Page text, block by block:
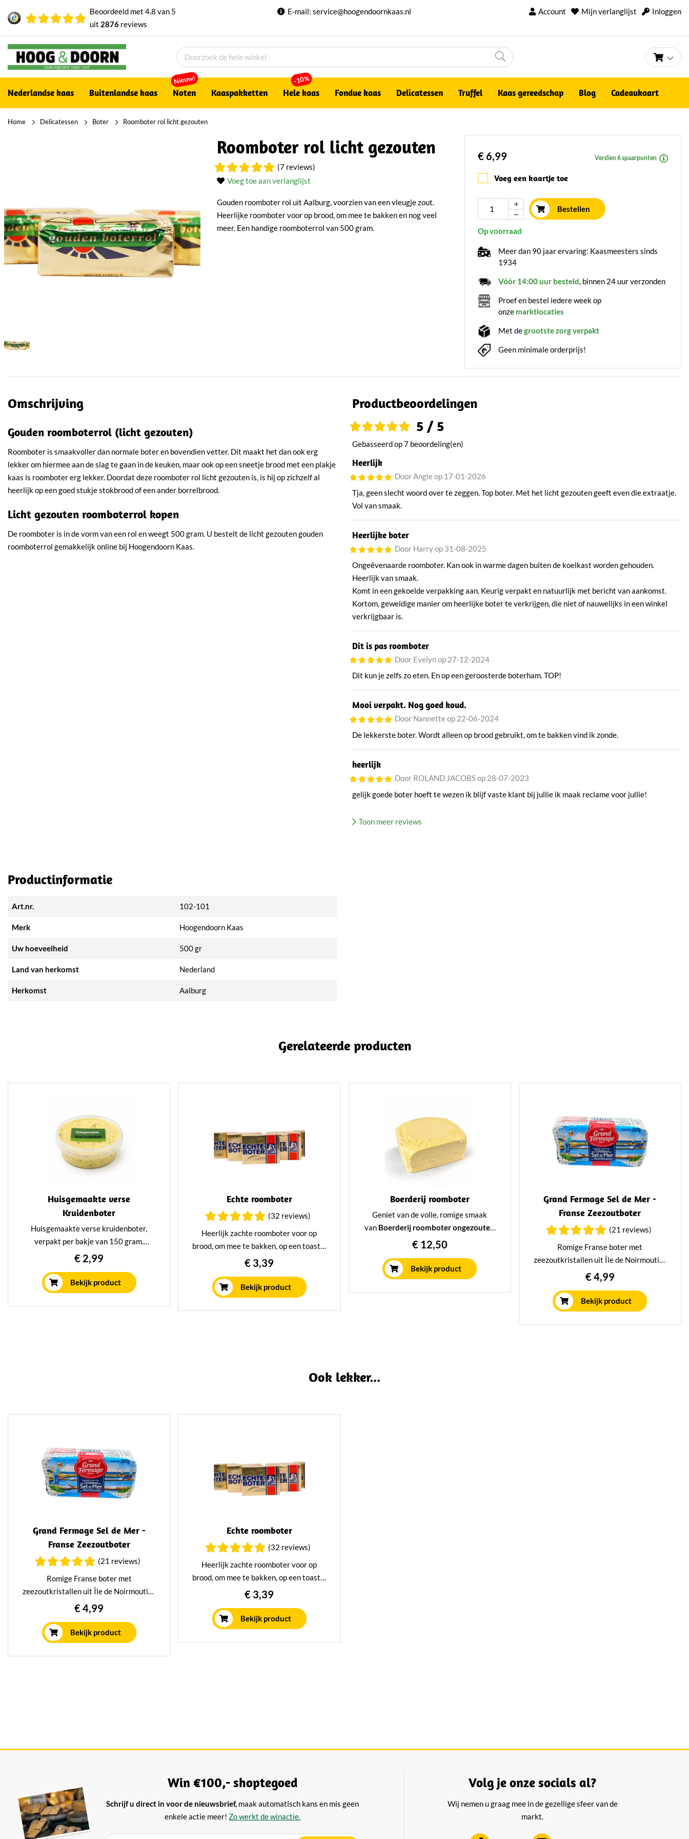
Beoordeeld met 4.8 van 5
uit 2876reviews
E-mail:service@hoogendoornkaas.nl Account Mijn verlanglijst Inloggen
Nederlandse kaas Buitenlandse kaas Noten
Nieuw!
Kaaspakketten Hele kaas
-10%
Fondue kaas Delicatessen Truffel Kaas gereedschap Blog Cadeaukaart
Home Delicatessen Boter Roomboter rol licht gezouten
Roomboter rol licht gezouten
(7 reviews)
Voeg toe aan verlanglijst
Gouden roomboter rol uit Aalburg, voorzien van een vleugje zout.
Heerlijke roomboter voor op brood, om mee te bakken en nog veel
meer. Een handige roomboterrol van 500 gram.
€ 6,99 Verdien 6 spaarpunten
Voeg een kaartje toe
Bestellen
Op voorraad
Meer dan 90 jaar ervaring: Kaasmeesters sinds
1934
Vóór 14:00 uur besteld, binnen 24 uur verzonden
Proef en bestel iedere week op
onze marktlocaties
Met degrootste zorg verpakt
Geen minimale orderprijs!
Omschrijving
Gouden roomboterrol (licht gezouten)
Roomboter is smaakvoller dan normale boter en bovendien vetter. Dit maakt het dan ook erg
lekker om hiermee aan de slag te gaan in de keuken, maar ook op een sneetje brood met een plakje
kaas is roomboter erg lekker. Doordat deze roomboter rol licht gezouten is, is hij op zichzelf al
heerlijk op een goed stukje stokbrood of een ander borrelbrood.
Licht gezouten roomboterrol kopen
De roomboter is in de vorm van een rol en weegt 500 gram. U bestelt de licht gezouten gouden
roomboterrol gemakkelijk online bij Hoogendoorn Kaas.
Productbeoordelingen
5 / 5
Gebasseerd op 7 beoordeling(en)
Heerlijk
Door Angie op 17-01-2026
Tja, geen slecht woord over te zeggen. Top boter. Met het licht gezouten geeft even die extraatje.
Vol van smaak.
Heerlijke boter
Door Harry op 31-08-2025
Ongeëvenaarde roomboter. Kan ook in warme dagen buiten de koelkast worden gehouden.
Heerlijk van smaak.
Komt in een gekoelde verpakking aan. Keurig verpakt en natuurlijk met bericht van aankomst.
Kortom, geweldige manier om heerlijke boter te verkrijgen, die niet of nauwelijks in een winkel
verkrijgbaar is.
Dit is pas roomboter
Door Evelyn op 27-12-2024
Dit kun je zelfs zo eten. En op een geroosterde boterham. TOP!
Mooi verpakt. Nog goed koud.
Door Nannette op 22-06-2024
De lekkerste boter. Wordt alleen op brood gebruikt, om te bakken vind ik zonde.
heerlijk
Door ROLAND JACOBS op 28-07-2023
gelijk goede boter hoeft te wezen ik blijf vaste klant bij jullie ik maak reclame voor jullie!
Toon meer reviews
Productinformatie
Art.nr. 102-101
Merk Hoogendoorn Kaas
Uw hoeveelheid 500 gr
Land van herkomst Nederland
Herkomst Aalburg
Gerelateerde producten
Huisgemaakte verse
Kruidenboter
Huisgemaakte verse kruidenboter,
verpakt per bakje van 150 gram.
Heerlijk romig, vers en vol van smaak
door de fijne kruiden. Perfect voor op
stokbrood, toastjes of bij de borrel, maar
ook lekker bij vlees, vis of aardappeltjes.
€ 2,99
Bekijk product
Echte roomboter
(32 reviews)
Heerlijk zachte roomboter voor op
brood, om mee te bakken, op een toastje
en ga zo maar door. Deze roomboter is
heerlijk vol en romig van smaak en een
echte toevoeging aan uw snacks,
baksels en maaltijden!
€ 3,39
Bekijk product
Boerderij roomboter
Geniet van de volle, romige smaak
van Boerderij roomboter ongezouten
van de familie Van Erk. Perfect om te
smeren, bakken of koken, vers van de
boerderij rechtstreeks bij u thuis
geleverd. - 10 dagen houbaar -
€ 12,50
Bekijk product
Grand Fermage Sel de Mer -
Franse Zeezoutboter
(21 reviews)
Romige Franse boter met
zeezoutkristallen uit Île de Noirmoutier
van Grand Fermage. Een volle, smeuïge
boter met een heerlijke zoute crunch.
Perfect op vers brood, stokbrood, toast
of bij een luxe borrelplank.
€ 4,99
Bekijk product
Ook lekker...
Grand Fermage Sel de Mer -
Franse Zeezoutboter
(21 reviews)
Romige Franse boter met
zeezoutkristallen uit Île de Noirmoutier
van Grand Fermage. Een volle, smeuïge
boter met een heerlijke zoute crunch.
Perfect op vers brood, stokbrood, toast
of bij een luxe borrelplank.
€ 4,99
Bekijk product
Echte roomboter
(32 reviews)
Heerlijk zachte roomboter voor op
brood, om mee te bakken, op een toastje
en ga zo maar door. Deze roomboter is
heerlijk vol en romig van smaak en een
echte toevoeging aan uw snacks,
baksels en maaltijden!
€ 3,39
Bekijk product
Win €100,- shoptegoed
Schrijf u direct in voor de nieuwsbrief, maak automatisch kans en mis geen
enkele actie meer! Zo werkt de winactie.
Volg je onze socials al?
Wij nemen u graag mee in de gezellige sfeer van de
markt.